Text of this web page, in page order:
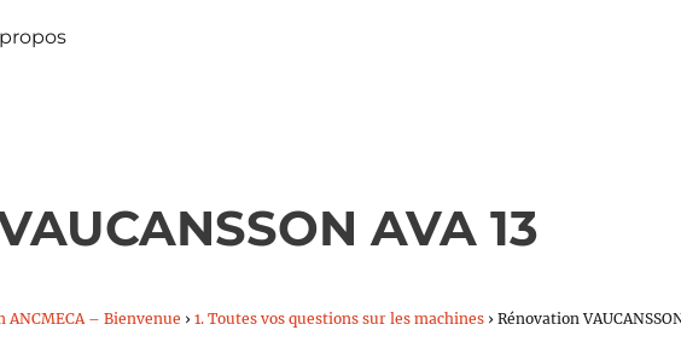
AVA 13
ANCMECA – Bienvenue › 1. Toutes vos questions sur les machines › Rénovation